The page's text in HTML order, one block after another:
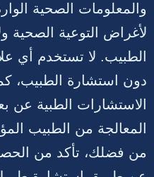
والمعلومات الصحية
لأغراض التوعية الصحية
الطبيب. لا تستخدم أي
دون استشارة الطبيب،
الاستشارات الطبية عن
المعالجة من الطبيب
من فضلك، تأكد من